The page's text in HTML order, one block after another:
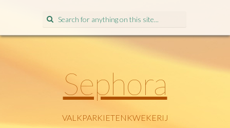
Search
for:
Sephora
VALKPARKIETENKWEKERIJ